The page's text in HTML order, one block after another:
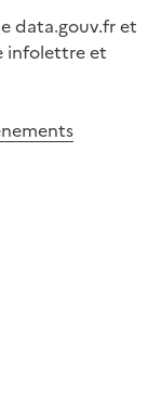
data.gouv.fr et
infolettre et